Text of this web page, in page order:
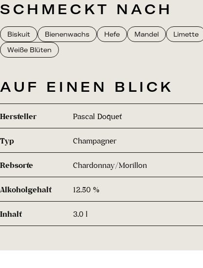
SCHMECKT NACH
Biskuit Bienenwachs Hefe Mandel Limette
Weiße Blüten
AUF EINEN BLICK
Hersteller Pascal Doquet
Typ Champagner
Rebsorte Chardonnay/Morillon
Alkoholgehalt 12.50 %
Inhalt 3.0 l